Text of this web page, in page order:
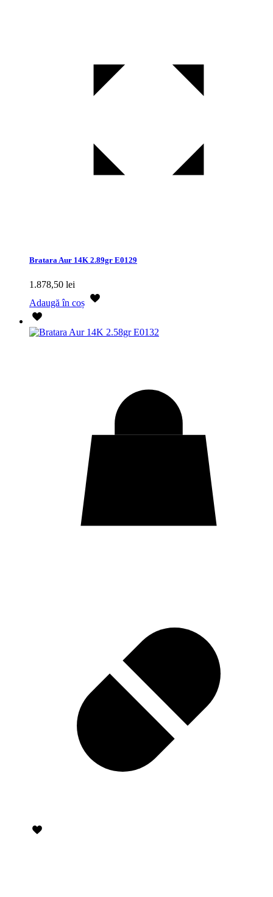
Bratara Aur 14K 2.89gr E0129
1.878,50 lei
Adaugă în coș